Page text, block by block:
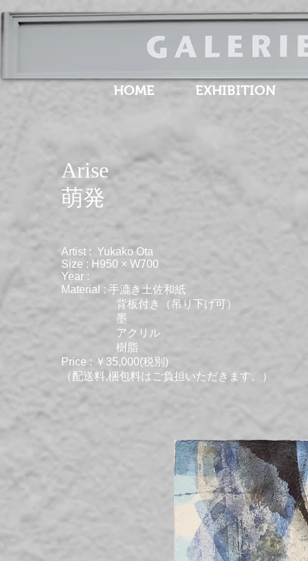
HOME EXHIBITION
Arise
​萌発
Artist : Yukako Ota
Size : H950 × W700
Year :
Material : 手漉き土佐和紙
背板付き（吊り下げ可）
墨
アクリル
樹脂
Price : ￥35,000(税別)
（配送料,梱包料はご負担いただきます。）